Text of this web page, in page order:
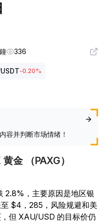
336
-0.20%
容并判断市场情绪！
金 （PAXG）
2.8%，主要原因是地区银
$4，285，风险规避和美
但 XAU/USD 的目标价仍